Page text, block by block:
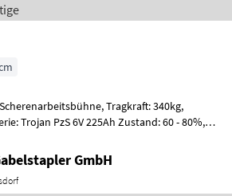
Tragkraft: 340kg,
GmbH